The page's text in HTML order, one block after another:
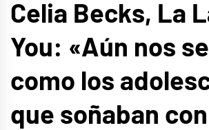
Celia Becks, La
You: «Aún nos
como los
que soñaban